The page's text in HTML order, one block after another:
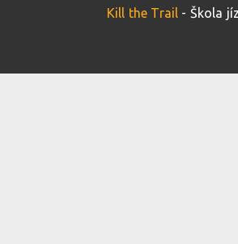
Kill the Trail - Škola